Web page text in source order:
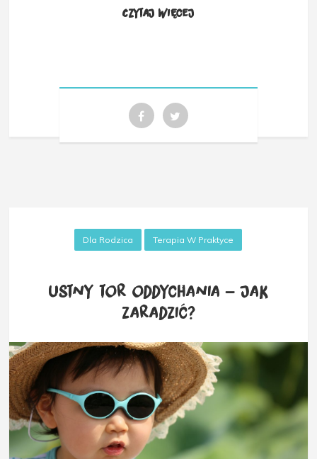
Czytaj więcej
Dla Rodzica Terapia W Praktyce
Ustny tor oddychania – jak
zaradzić?